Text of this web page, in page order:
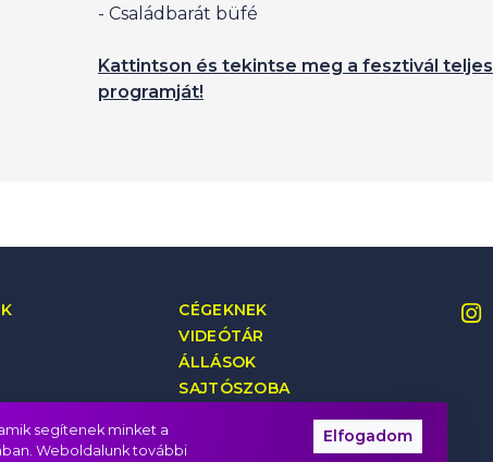
- Családbarát büfé
Kattintson és tekintse meg a fesztivál teljes
programját!
segítenek minket a
Weboldalunk további
Elfogadom
CÉGEKNEK
VIDEÓTÁR
ÁLLÁSOK
SAJTÓSZOBA